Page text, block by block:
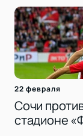
22 февраля
Сочи
стадионе